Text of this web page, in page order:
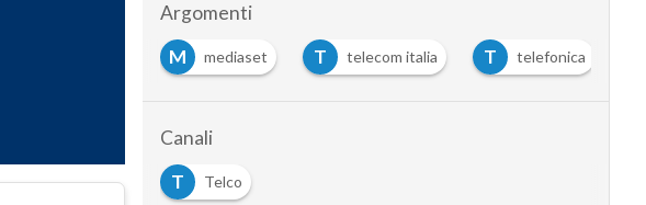
Argomenti
mediaset telecom italia telefonica
Canali
T
Telco